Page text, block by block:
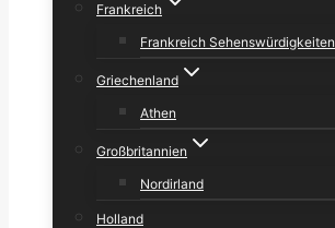
Frankreich
Frankreich Sehenswürdigkeiten
Griechenland
Athen
Großbritannien
Nordirland
Holland